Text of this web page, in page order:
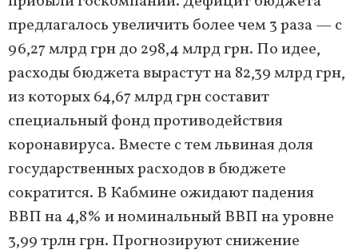
предлагалось увеличить более чем 3 раза — с
96,27 млрд грн до 298,4 млрд грн. По идее,
расходы бюджета вырастут на 82,39 млрд грн,
из которых 64,67 млрд грн составит
специальный фонд противодействия
коронавируса. Вместе с тем львиная доля
государственных расходов в бюджете
сократится. В Кабмине ожидают падения
ВВП на 4,8% и номинальный ВВП на уровне
3,99 трлн грн. Прогнозируют снижение